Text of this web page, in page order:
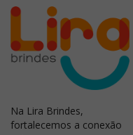
traços ou fontes
é manual e
comprometer o
padronização
utilização em
desse volume, é
impressão UV
produtividade e
Na Lira Brindes,
fortalecemos a conexão